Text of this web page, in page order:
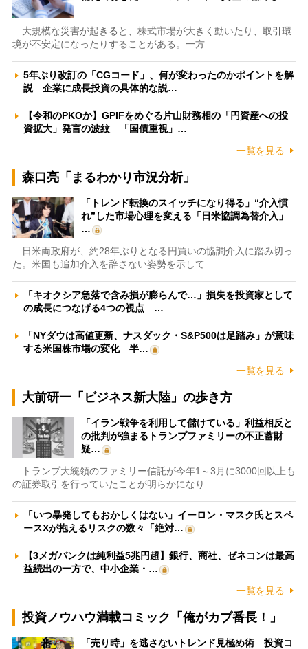
大規模な災害が起きると、株式市場が大きく動いたり、取引環
境が不安定になったりすることがある。一方…
5年ぶり改訂の「CGコード」、何が変わったのかポイントを解
説 企業に成長投資の具体的な説…
【令和のPKOか】GPIFをめぐる片山財務相の「円資産への投
資拡大」発言の波紋 「国債重視」…
一覧を見る
森口亮「まるわかり市況分析」
「トレンド転換のスイッチになり得る」“介入慣
れ”した市場心理を変える「日米協調為替介入」
…
日米両政府が、約28年ぶりとなる円買いの協調介入に踏み切っ
た。米国も追加介入を辞さない姿勢を示して…
「キオクシア急落で含み損が膨らんで…」損失を投資家として
の成長につなげる4つの視点 …
「NYダウは高値更新、ナスダック・S&P500は足踏み」が意味
する米国株市場の変化 半…
一覧を見る
大前研一「ビジネス新大陸」の歩き方
「イラン戦争を利用して儲けている」利益相反と
の批判が強まるトランプファミリーの不正蓄財
疑…
トランプ大統領のファミリー信託が今年1～3月に3000回以上も
の証券取引を行っていたことが明らかになり…
「いつ暴発してもおかしくはない」イーロン・マスク氏とスペ
ースXが抱えるリスクの数々「絶対…
【3メガバンクは純利益5兆円超】銀行、商社、ゼネコンは最高
益続出の一方で、中小企業・…
一覧を見る
投資ノウハウ満載コミック「俺がカブ番長！」
「売り時」を逃さないトレンド見極め術 投資コ